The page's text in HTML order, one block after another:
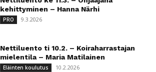
kehittyminen – Hanna Närhi
PRO 9.3.2026
Nettiluento ti 10.2. – Koiraharrastajan
mielentila – Maria Matilainen
Eläinten koulutus 10.2.2026